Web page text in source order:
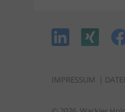
IMPRESSUM |